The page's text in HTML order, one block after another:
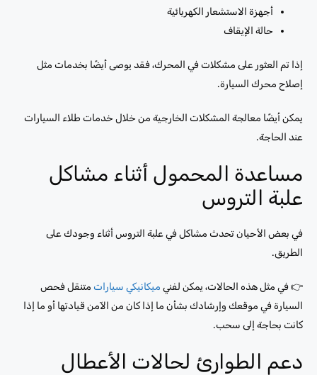
أجهزة الاستشعار الكهربائية
حالة الإيقاف
إذا تم العثور على مشكلات في المحرك، فقد يوصى أيضًا بخدمات مثل
إصلاح محرك السيارة.
يمكن أيضًا معالجة المشكلات الخارجية من خلال خدمات طلاء السيارات
عند الحاجة.
مساعدة المحمول أثناء مشاكل
علبة التروس
في بعض الأحيان تحدث مشاكل في علبة التروس أثناء وجودك على
الطريق.
👉 في مثل هذه الحالات، يمكن لفني ميكانيكي سيارات متنقل فحص
السيارة في موقعك وإرشادك بشأن ما إذا كان من الآمن قيادتها أو ما إذا
كانت بحاجة إلى سحب.
دعم الطوارئ لحالات الأعطال